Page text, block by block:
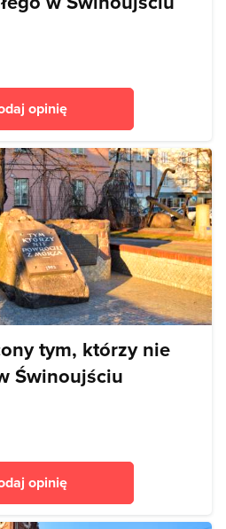
opinię
tym, którzy nie
Świnoujściu
opinię